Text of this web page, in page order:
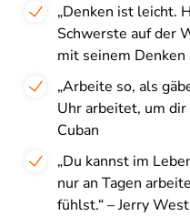
„Denken ist leicht.
Schwerste auf der
mit seinem Denken
„Arbeite so, als
Uhr arbeitet, um dir
Cuban
„Du kannst im
nur an Tagen
fühlst.“ – Jerry West